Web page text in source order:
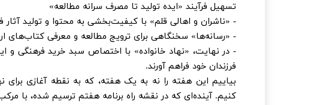
تسهیل فرآیند «ایده تولید تا مصرف سرانه مطالعه»
- «ناشران و اهالی قلم» با کیفیت‌بخشی به محتوا و تولید
- «رسانه‌ها» سخنگاهی برای ترویج مطالعه و معرفی کتاب‌های
- در نهایت، «نهاد خانواده» با اختصاص سبد خرید فرهنگی و
فرزندان خود فراهم آورند.
بیاییم این هفته را نه به یک هفته، که به نقطه آغازی برای
کنیم. آینده‌ای که در نقشه راه برنامه هفتم ترسیم شده، با